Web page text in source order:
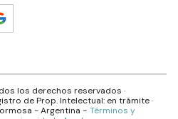
los derechos reservados ·
de Prop. Intelectual: en trámite ·
- Argentina - Términos y